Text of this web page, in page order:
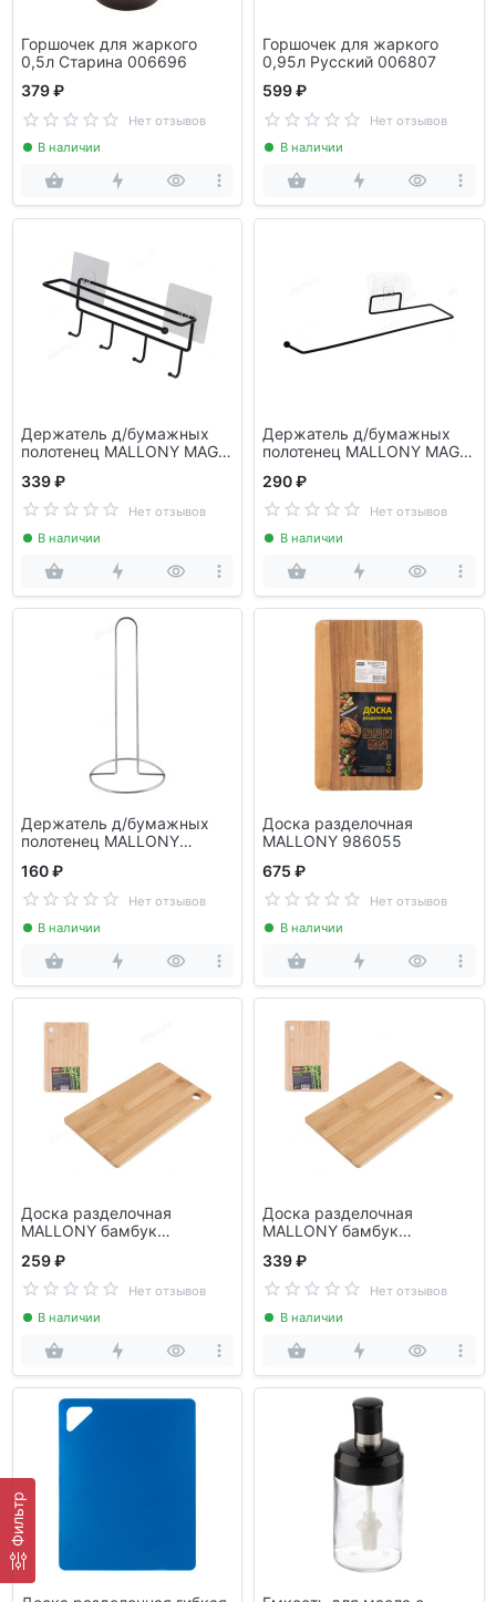
Фильтр
Горшочек для жаркого
0,5л Старина 006696
379 ₽
Нет отзывов
В наличии
Горшочек для жаркого
0,95л Русский 006807
599 ₽
Нет отзывов
В наличии
Держатель д/бумажных
полотенец MALLONY MAGIC
339 ₽
Нет отзывов
В наличии
Держатель д/бумажных
полотенец MALLONY MAGIC
290 ₽
Нет отзывов
В наличии
Держатель д/бумажных
полотенец MALLONY
160 ₽
Нет отзывов
В наличии
Доска разделочная
MALLONY 986055
675 ₽
Нет отзывов
В наличии
Доска разделочная
MALLONY бамбук
259 ₽
Нет отзывов
В наличии
Доска разделочная
MALLONY бамбук
339 ₽
Нет отзывов
В наличии